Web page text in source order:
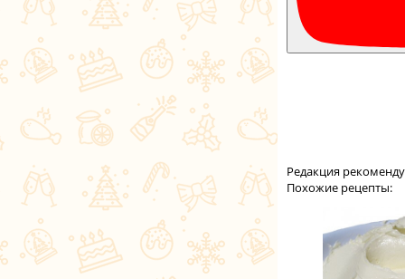
Редакция
Похожие рецепты: